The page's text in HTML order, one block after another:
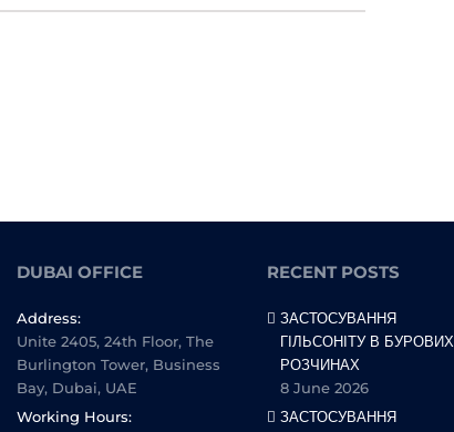
DUBAI OFFICE
Address:
Unite 2405, 24th Floor, The
Burlington Tower, Business
Bay, Dubai, UAE
Working Hours:
RECENT POSTS
ЗАСТОСУВАННЯ
ГІЛЬСОНІТУ В БУРОВИХ
РОЗЧИНАХ
8 June 2026
ЗАСТОСУВАННЯ